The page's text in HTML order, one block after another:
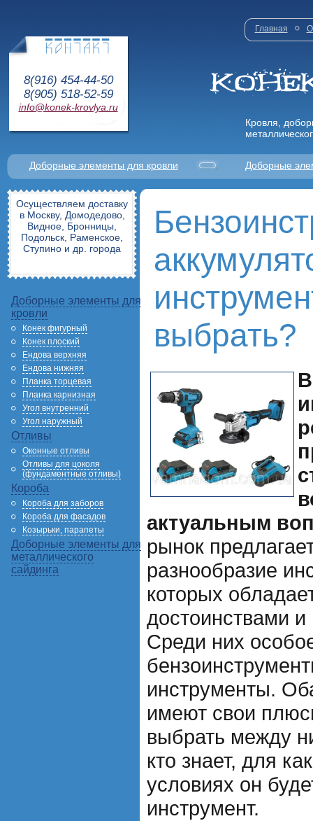
8(916) 454-44-50
8(905) 518-52-59
info@konek-krovlya.ru
Главная О
Кровля,
Доборные элементы для кровли Доборные
Осуществляем доставку
в Москву, Домодедово,
Видное, Бронницы,
Подольск, Раменское,
Ступино и др. города
Доборные элементы для
кровли
Конек фигурный
Конек плоский
Ендова верхняя
Ендова нижняя
Планка торцевая
Планка карнизная
Угол внутренний
Угол наружный
Отливы
Оконные отливы
Отливы для цоколя
(фундаментные отливы)
Короба
Короба для заборов
Короба для фасадов
Козырьки, парапеты
Доборные элементы для
металлического
сайдинга
выбрать?
актуальным
рынок
разнообразие
которых
достоинствами
Среди них
инструменты.
имеют свои
выбрать между
кто знает, для
условиях он
инструмент.